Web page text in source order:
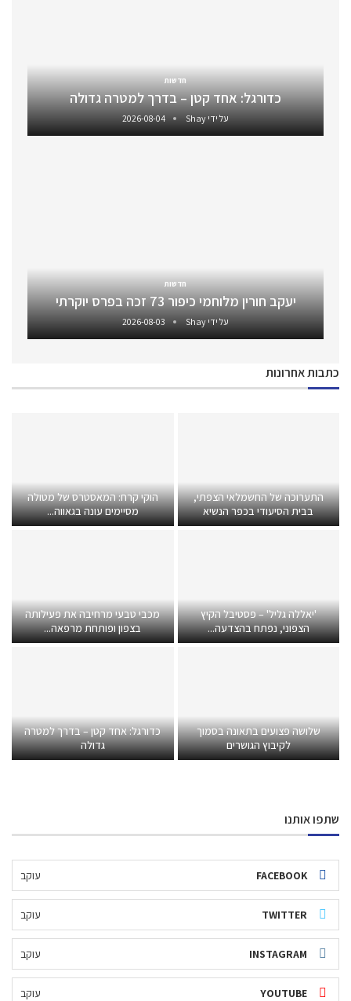
חדשות
כדורגל: אחד קטן – בדרך למטרה גדולה
על ידיShay
2026-08-04
חדשות
יעקב חורין מלוחמי כיפור 73 זכה בפרס יוקרתי
על ידיShay
2026-08-03
כתבות אחרונות
התערוכה של החשמלאי הצפתי,
בבית הסיעודי בכפר הנשיא
הוקי קרח: המאסטרס של מטולה
מסיימים עונה בגאווה...
'יאללה גליל' – פסטיבל הקיץ
הצפוני, נפתח בהצדעה...
מכבי טבעי מרחיבה את פעילותה
בצפון ופותחת מרפאה...
שלושה פצועים בתאונה בסמוך
לקיבוץ הגושרים
כדורגל: אחד קטן – בדרך למטרה
גדולה
שתפו אותנו
FACEBOOK עוקב
TWITTER עוקב
INSTAGRAM עוקב
YOUTUBE עוקב